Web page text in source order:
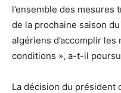
l’ensemble des mesures
de la prochaine saison
algériens d’accomplir
conditions », a-t-il
La décision du président